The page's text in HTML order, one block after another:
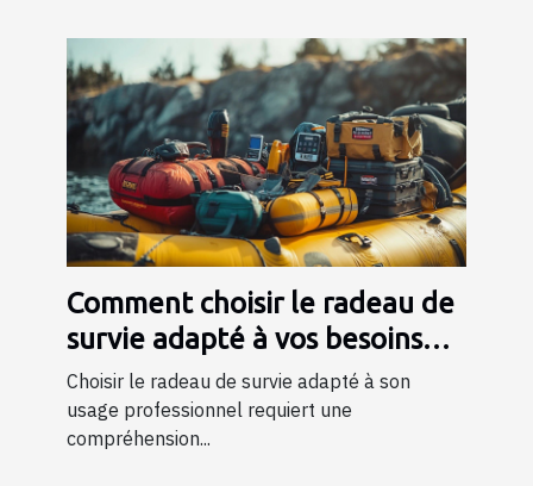
Comment choisir le radeau de
survie adapté à vos besoins
professionnels ?
Choisir le radeau de survie adapté à son
usage professionnel requiert une
compréhension...